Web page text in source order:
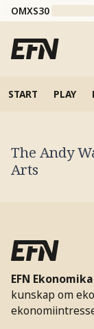
OMXS30
START PLAY
The Andy
Arts
EFN
kunskap om